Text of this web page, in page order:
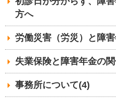
方へ
労働災害（労災）と障
失業保険と障害年金の
事務所について(4)